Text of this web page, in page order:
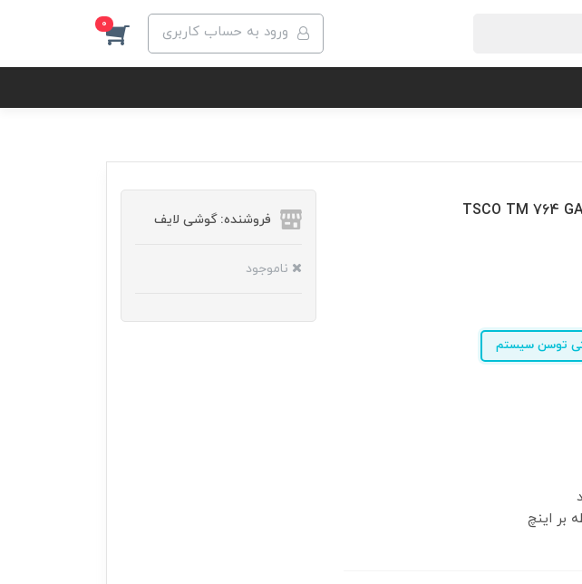
ورود به حساب کاربری 0
فروشنده: گوشی لایف
ناموجود